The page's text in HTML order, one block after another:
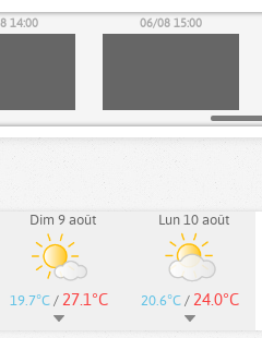
14:00 06/08 15:00
Dim 9 août
19.7°C / 27.1°C
Lun 10 août
20.6°C / 24.0°C